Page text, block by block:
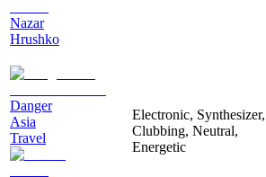
Nazar
Hrushko
Danger
Asia
Travel
Electronic, Synthesizer,
Clubbing, Neutral,
Energetic